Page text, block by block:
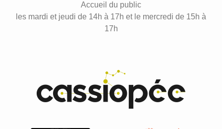
Accueil du public
les mardi et jeudi de 14h à 17h et le mercredi de 15h à
17h